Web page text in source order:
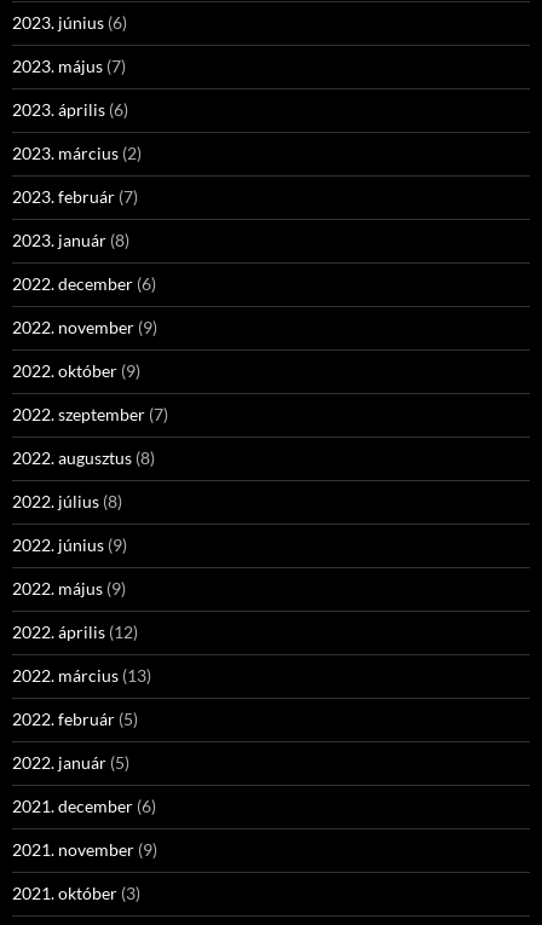
2023. június (6)
2023. május (7)
2023. április (6)
2023. március (2)
2023. február (7)
2023. január (8)
2022. december (6)
2022. november (9)
2022. október (9)
2022. szeptember (7)
2022. augusztus (8)
2022. július (8)
2022. június (9)
2022. május (9)
2022. április (12)
2022. március (13)
2022. február (5)
2022. január (5)
2021. december (6)
2021. november (9)
2021. október (3)